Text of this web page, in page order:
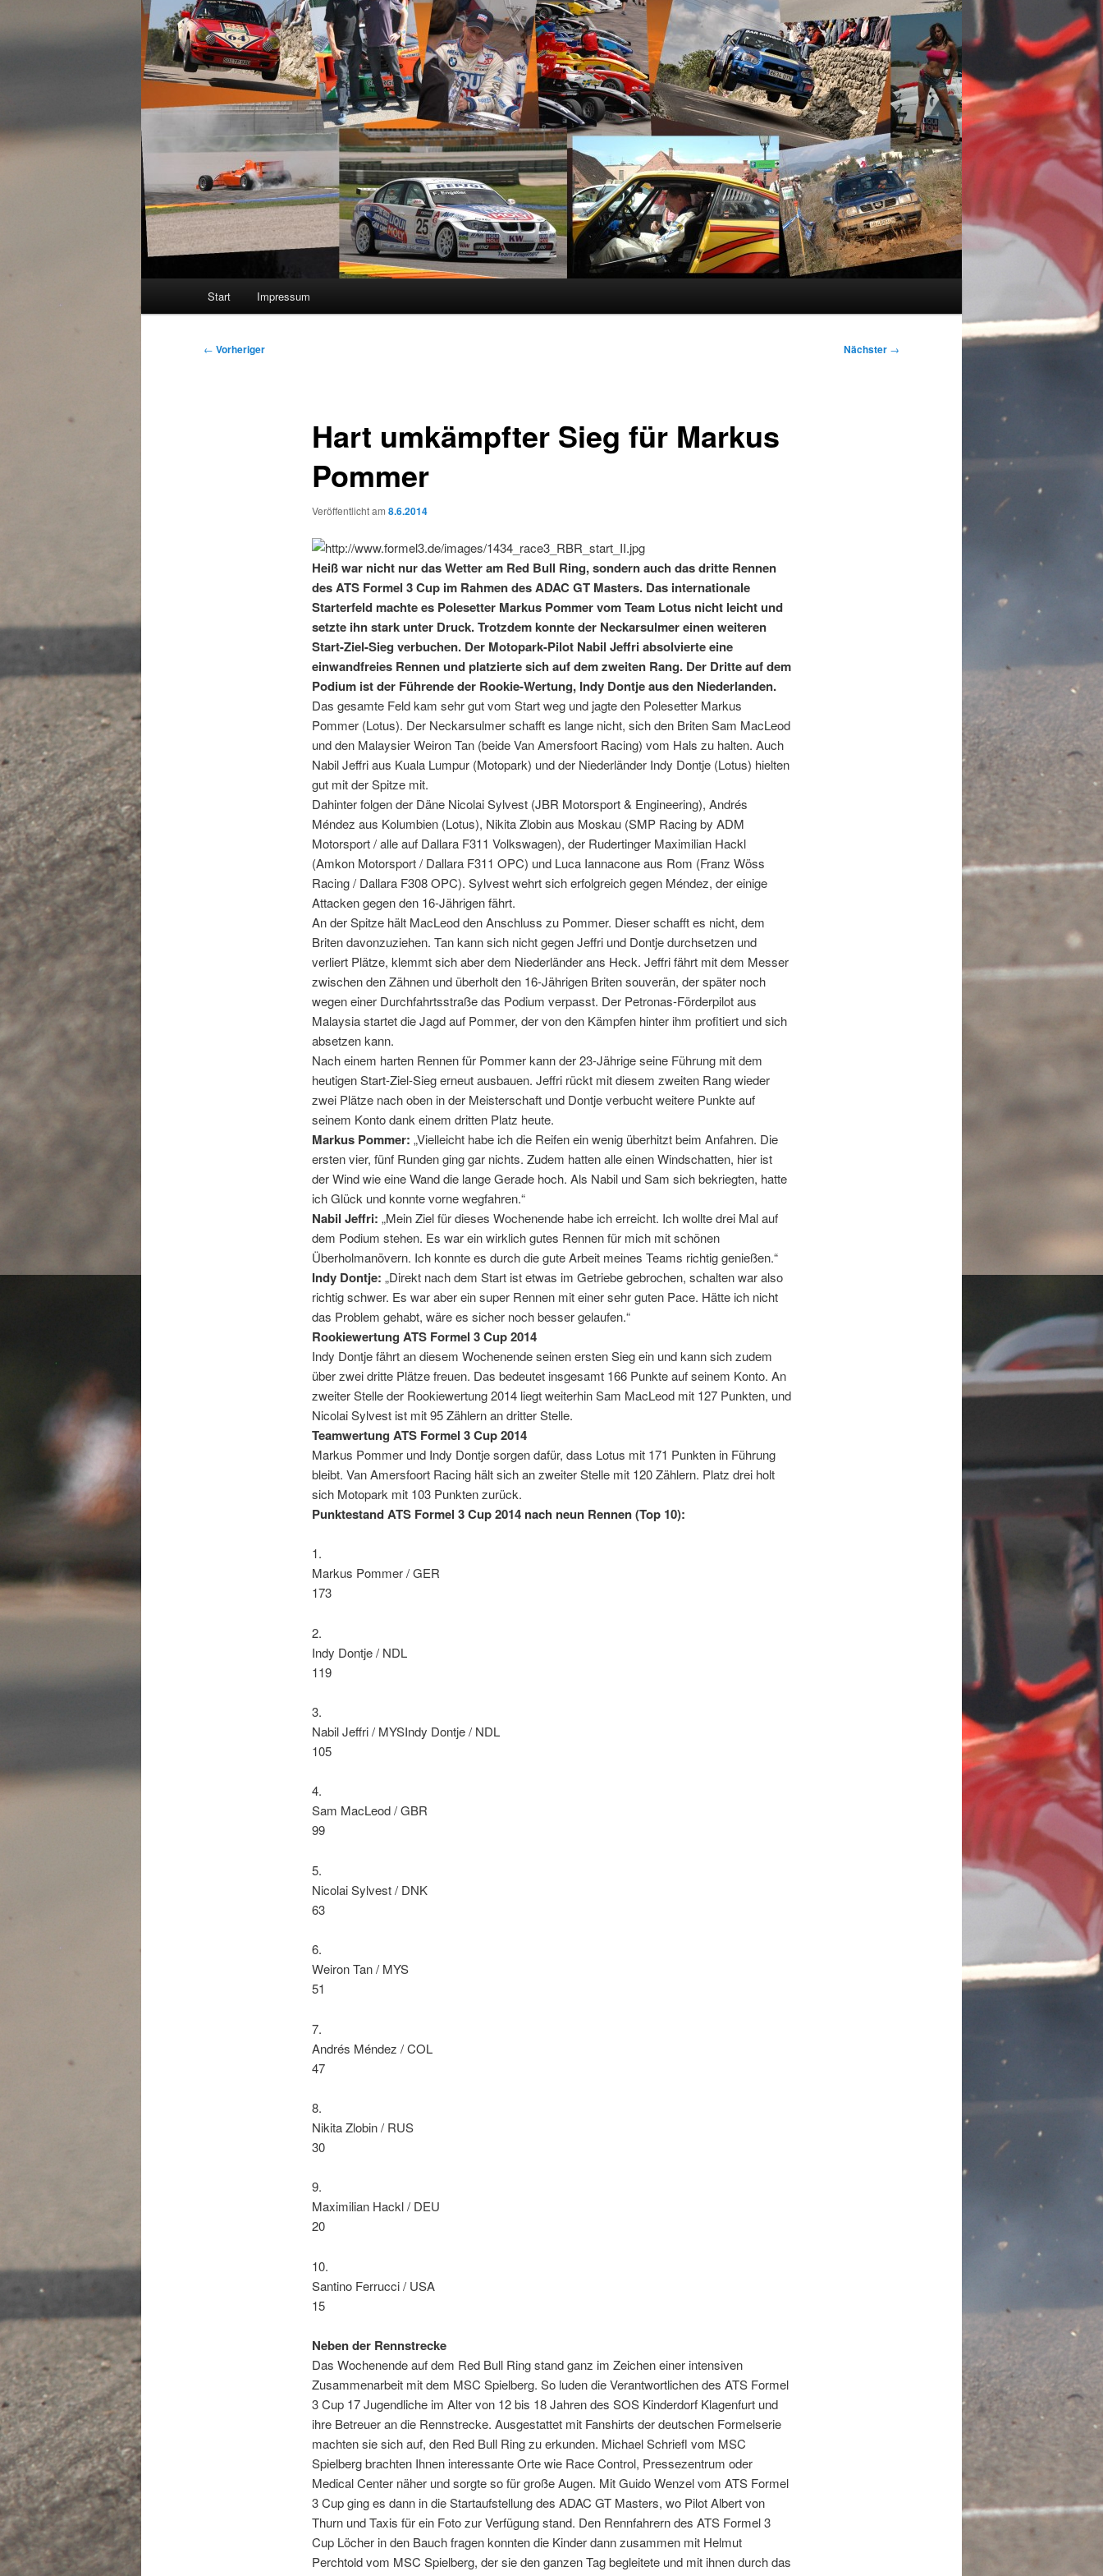
Start Impressum
Beitragsnavigation
← Vorheriger Nächster →
Hart umkämpfter Sieg für Markus
Pommer
Veröffentlicht am 8.6.2014
Heiß war nicht nur das Wetter am Red Bull Ring, sondern auch das dritte Rennen
des ATS Formel 3 Cup im Rahmen des ADAC GT Masters. Das internationale
Starterfeld machte es Polesetter Markus Pommer vom Team Lotus nicht leicht und
setzte ihn stark unter Druck. Trotzdem konnte der Neckarsulmer einen weiteren
Start-Ziel-Sieg verbuchen. Der Motopark-Pilot Nabil Jeffri absolvierte eine
einwandfreies Rennen und platzierte sich auf dem zweiten Rang. Der Dritte auf dem
Podium ist der Führende der Rookie-Wertung, Indy Dontje aus den Niederlanden.
Das gesamte Feld kam sehr gut vom Start weg und jagte den Polesetter Markus
Pommer (Lotus). Der Neckarsulmer schafft es lange nicht, sich den Briten Sam MacLeod
und den Malaysier Weiron Tan (beide Van Amersfoort Racing) vom Hals zu halten. Auch
Nabil Jeffri aus Kuala Lumpur (Motopark) und der Niederländer Indy Dontje (Lotus) hielten
gut mit der Spitze mit.
Dahinter folgen der Däne Nicolai Sylvest (JBR Motorsport & Engineering), Andrés
Méndez aus Kolumbien (Lotus), Nikita Zlobin aus Moskau (SMP Racing by ADM
Motorsport / alle auf Dallara F311 Volkswagen), der Rudertinger Maximilian Hackl
(Amkon Motorsport / Dallara F311 OPC) und Luca Iannacone aus Rom (Franz Wöss
Racing / Dallara F308 OPC). Sylvest wehrt sich erfolgreich gegen Méndez, der einige
Attacken gegen den 16-Jährigen fährt.
An der Spitze hält MacLeod den Anschluss zu Pommer. Dieser schafft es nicht, dem
Briten davonzuziehen. Tan kann sich nicht gegen Jeffri und Dontje durchsetzen und
verliert Plätze, klemmt sich aber dem Niederländer ans Heck. Jeffri fährt mit dem Messer
zwischen den Zähnen und überholt den 16-Jährigen Briten souverän, der später noch
wegen einer Durchfahrtsstraße das Podium verpasst. Der Petronas-Förderpilot aus
Malaysia startet die Jagd auf Pommer, der von den Kämpfen hinter ihm profitiert und sich
absetzen kann.
Nach einem harten Rennen für Pommer kann der 23-Jährige seine Führung mit dem
heutigen Start-Ziel-Sieg erneut ausbauen. Jeffri rückt mit diesem zweiten Rang wieder
zwei Plätze nach oben in der Meisterschaft und Dontje verbucht weitere Punkte auf
seinem Konto dank einem dritten Platz heute.
Markus Pommer: „Vielleicht habe ich die Reifen ein wenig überhitzt beim Anfahren. Die
ersten vier, fünf Runden ging gar nichts. Zudem hatten alle einen Windschatten, hier ist
der Wind wie eine Wand die lange Gerade hoch. Als Nabil und Sam sich bekriegten, hatte
ich Glück und konnte vorne wegfahren.“
Nabil Jeffri: „Mein Ziel für dieses Wochenende habe ich erreicht. Ich wollte drei Mal auf
dem Podium stehen. Es war ein wirklich gutes Rennen für mich mit schönen
Überholmanövern. Ich konnte es durch die gute Arbeit meines Teams richtig genießen.“
Indy Dontje: „Direkt nach dem Start ist etwas im Getriebe gebrochen, schalten war also
richtig schwer. Es war aber ein super Rennen mit einer sehr guten Pace. Hätte ich nicht
das Problem gehabt, wäre es sicher noch besser gelaufen.“
Rookiewertung ATS Formel 3 Cup 2014
Indy Dontje fährt an diesem Wochenende seinen ersten Sieg ein und kann sich zudem
über zwei dritte Plätze freuen. Das bedeutet insgesamt 166 Punkte auf seinem Konto. An
zweiter Stelle der Rookiewertung 2014 liegt weiterhin Sam MacLeod mit 127 Punkten, und
Nicolai Sylvest ist mit 95 Zählern an dritter Stelle.
Teamwertung ATS Formel 3 Cup 2014
Markus Pommer und Indy Dontje sorgen dafür, dass Lotus mit 171 Punkten in Führung
bleibt. Van Amersfoort Racing hält sich an zweiter Stelle mit 120 Zählern. Platz drei holt
sich Motopark mit 103 Punkten zurück.
Punktestand ATS Formel 3 Cup 2014 nach neun Rennen (Top 10):
1.
Markus Pommer / GER
173
2.
Indy Dontje / NDL
119
3.
Nabil Jeffri / MYSIndy Dontje / NDL
105
4.
Sam MacLeod / GBR
99
5.
Nicolai Sylvest / DNK
63
6.
Weiron Tan / MYS
51
7.
Andrés Méndez / COL
47
8.
Nikita Zlobin / RUS
30
9.
Maximilian Hackl / DEU
20
10.
Santino Ferrucci / USA
15
Neben der Rennstrecke
Das Wochenende auf dem Red Bull Ring stand ganz im Zeichen einer intensiven
Zusammenarbeit mit dem MSC Spielberg. So luden die Verantwortlichen des ATS Formel
3 Cup 17 Jugendliche im Alter von 12 bis 18 Jahren des SOS Kinderdorf Klagenfurt und
ihre Betreuer an die Rennstrecke. Ausgestattet mit Fanshirts der deutschen Formelserie
machten sie sich auf, den Red Bull Ring zu erkunden. Michael Schriefl vom MSC
Spielberg brachten Ihnen interessante Orte wie Race Control, Pressezentrum oder
Medical Center näher und sorgte so für große Augen. Mit Guido Wenzel vom ATS Formel
3 Cup ging es dann in die Startaufstellung des ADAC GT Masters, wo Pilot Albert von
Thurn und Taxis für ein Foto zur Verfügung stand. Den Rennfahrern des ATS Formel 3
Cup Löcher in den Bauch fragen konnten die Kinder dann zusammen mit Helmut
Perchtold vom MSC Spielberg, der sie den ganzen Tag begleitete und mit ihnen durch das